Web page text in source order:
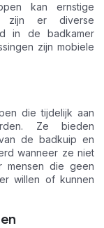
kan ernstige
zijn er diverse
in de badkamer
zijn mobiele
die tijdelijk aan
Ze bieden
de badkuip en
wanneer ze niet
mensen die geen
willen of kunnen